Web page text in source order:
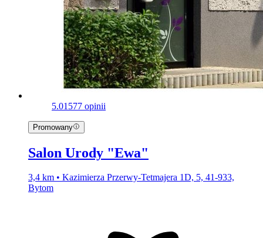
5.01577 opinii
Promowany
Salon Urody "Ewa"
3,4 km • Kazimierza Przerwy-Tetmajera 1D, 5, 41-933,
Bytom